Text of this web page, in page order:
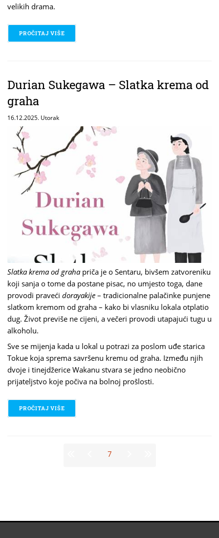
velikih drama.
PROČITAJ VIŠE
Durian Sukegawa – Slatka krema od
graha
16.12.2025. Utorak
Slatka krema od grahapriča je o Sentaru, bivšem zatvoreniku
koji sanja o tome da postane pisac, no umjesto toga, dane
provodi praveći dorayakije – tradicionalne palačinke punjene
slatkom kremom od graha – kako bi vlasniku lokala otplatio
dug. Život previše ne cijeni, a večeri provodi utapajući tugu u
alkoholu.
Sve se mijenja kada u lokal u potrazi za poslom uđe starica
Tokue koja sprema savršenu kremu od graha. Između njih
dvoje i tinejdžerice Wakanu stvara se jedno neobično
prijateljstvo koje počiva na bolnoj prošlosti.
PROČITAJ VIŠE
7